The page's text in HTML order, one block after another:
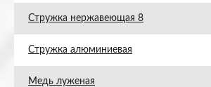
Стружка нержавеющая 8
Стружка алюминиевая
Медь луженая